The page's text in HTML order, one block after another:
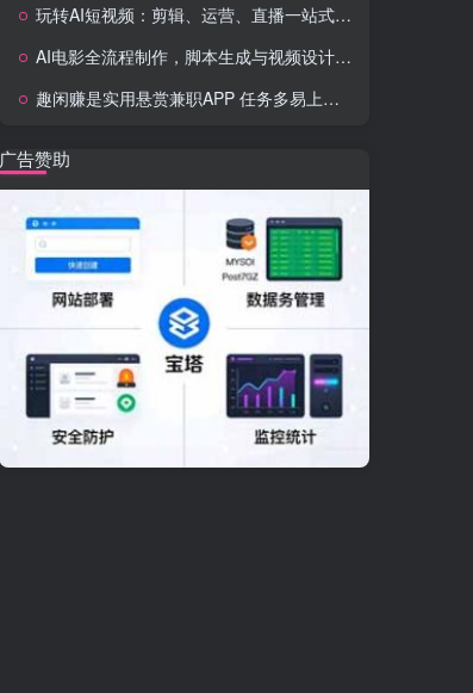
玩转AI短视频：剪辑、运营、直播一站式教学，轻松打造流量神话
AI电影全流程制作，脚本生成与视频设计，配音配乐一体化解决方案
趣闲赚是实用悬赏兼职APP 任务多易上手 能提现还可邀友分成
广告赞助